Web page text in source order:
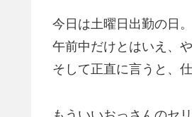
今日は土曜日出勤の日。
午前中だけとはいえ、
そして正直に言うと、